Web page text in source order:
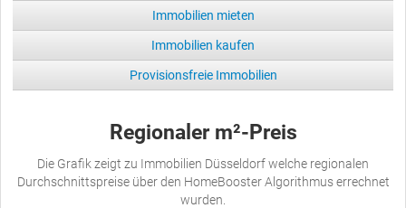
Immobilien mieten
Immobilien kaufen
Provisionsfreie Immobilien
Regionaler m²-Preis
Die Grafik zeigt zu Immobilien Düsseldorf welche regionalen
Durchschnittspreise über den HomeBooster Algorithmus errechnet
wurden.